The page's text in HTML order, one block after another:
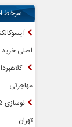
سرخط
اصلی خرید
مهاجرتی
تهران